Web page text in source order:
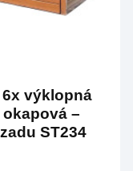
6x výklopná
–
ST234